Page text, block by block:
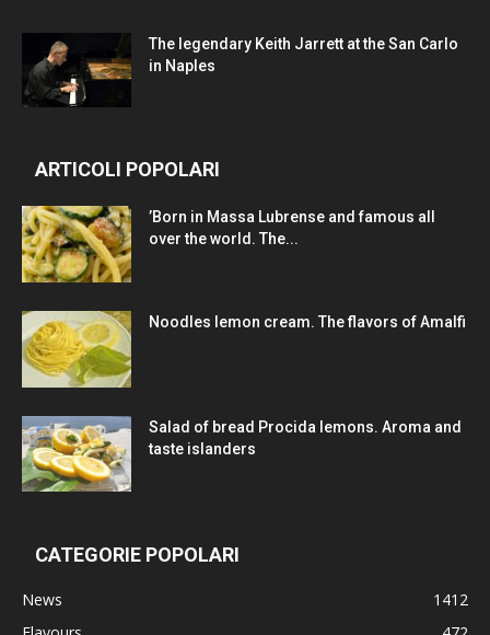
The legendary Keith Jarrett at the San Carlo
in Naples
ARTICOLI POPOLARI
’Born in Massa Lubrense and famous all
over the world. The...
Noodles lemon cream. The flavors of Amalfi
Salad of bread Procida lemons. Aroma and
taste islanders
CATEGORIE POPOLARI
News
1412